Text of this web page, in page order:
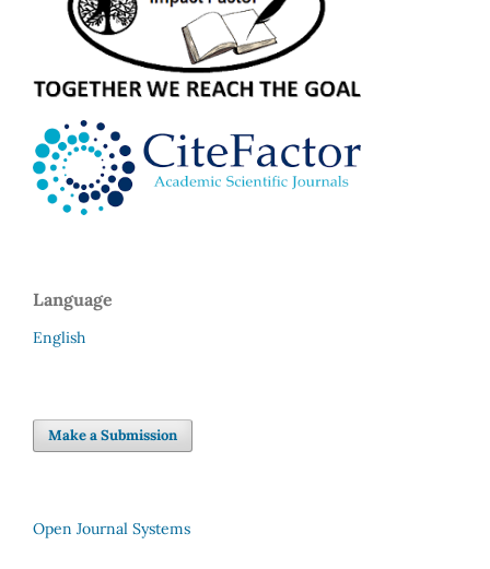
Language
English
Make a Submission
Open Journal Systems